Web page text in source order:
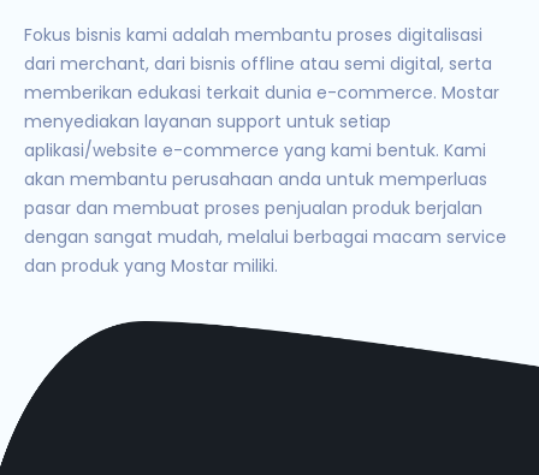
Fokus bisnis kami adalah membantu proses digitalisasi
dari merchant, dari bisnis offline atau semi digital, serta
memberikan edukasi terkait dunia e-commerce. Mostar
menyediakan layanan support untuk setiap
aplikasi/website e-commerce yang kami bentuk. Kami
akan membantu perusahaan anda untuk memperluas
pasar dan membuat proses penjualan produk berjalan
dengan sangat mudah, melalui berbagai macam service
dan produk yang Mostar miliki.